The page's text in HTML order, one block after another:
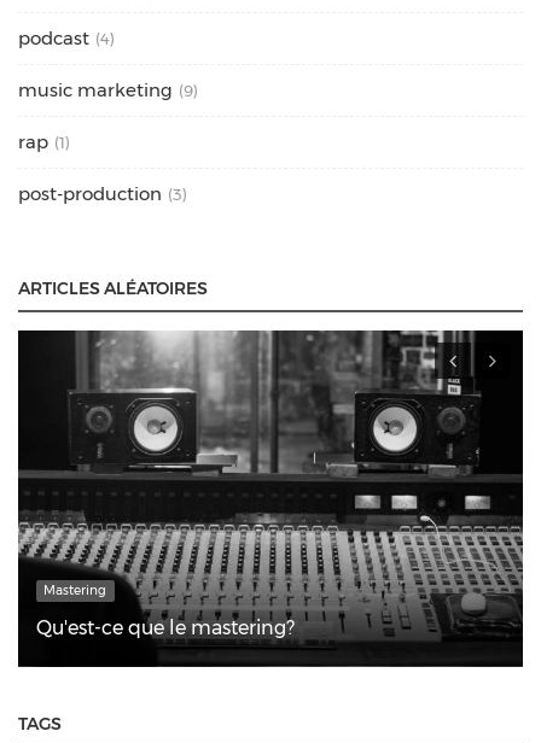
podcast (4)
music marketing (9)
rap (1)
post-production (3)
ARTICLES ALÉATOIRES
Mastering
Qu'est-ce que le mastering?
TAGS